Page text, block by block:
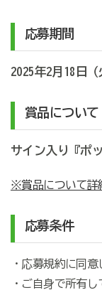
応募期間
2025年2月18日
賞品について
サイン入り『ポ
※賞品について詳
応募条件
・応募規約に同
・ご自身で所有